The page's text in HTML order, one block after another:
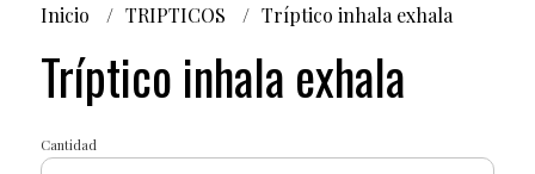
Inicio TRIPTICOS Tríptico inhala exhala
Tríptico inhala exhala
Cantidad